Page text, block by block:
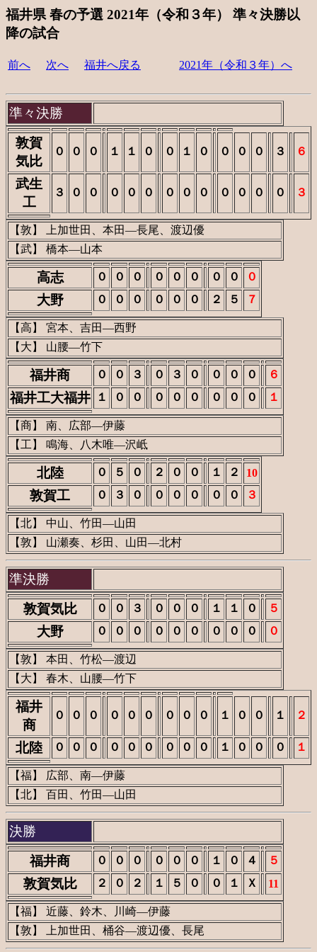
福井県 春の予選 2021年（令和３年） 準々決勝以
降の試合
前へ 次へ 福井へ戻る 2021年（令和３年）へ
準々決勝
敦賀
気比
０ ０ ０ １ １ ０ ０ １ ０ ０ ０ ０ ３ ６
武生
工
３ ０ ０ ０ ０ ０ ０ ０ ０ ０ ０ ０ ０ ３
【敦】 上加世田、本田―長尾、渡辺優
【武】 橋本―山本
高志 ０ ０ ０ ０ ０ ０ ０ ０ ０
大野 ０ ０ ０ ０ ０ ０ ２ ５ ７
【高】 宮本、吉田―西野
【大】 山腰―竹下
福井商 ０ ０ ３ ０ ３ ０ ０ ０ ０ ６
福井工大福井 １ ０ ０ ０ ０ ０ ０ ０ ０ １
【商】 南、広部―伊藤
【工】 鳴海、八木唯―沢岻
北陸 ０ ５ ０ ２ ０ ０ １ ２ 10
敦賀工 ０ ３ ０ ０ ０ ０ ０ ０ ３
【北】 中山、竹田―山田
【敦】 山瀬奏、杉田、山田―北村
準決勝
敦賀気比
０ ０ ３ ０ ０ ０ １ １ ０ ５
大野 ０ ０ ０ ０ ０ ０ ０ ０ ０ ０
【敦】 本田、竹松―渡辺
【大】 春木、山腰―竹下
福井
商
０ ０ ０ ０ ０ ０ ０ ０ ０ １ ０ ０ １ ２
北陸 ０ ０ ０ ０ ０ ０ ０ ０ ０ １ ０ ０ ０ １
【福】 広部、南―伊藤
【北】 百田、竹田―山田
決勝
福井商
０ ０ ０ ０ ０ ０ １ ０ ４ ５
敦賀気比 ２ ０ ２ １ ５ ０ ０ １ Ｘ 11
【福】 近藤、鈴木、川崎―伊藤
【敦】 上加世田、桶谷―渡辺優、長尾